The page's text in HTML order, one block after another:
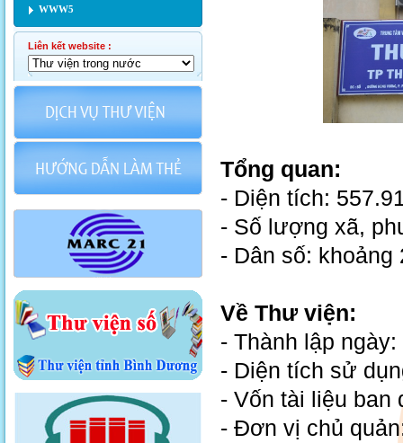
WWW5
Liên kết website :
Tổng quan:
- Diện tích:
- Số lượng xã,
- Dân số:
Về Thư viện:
- Thành lập
- Diện tích sử
- Vốn tài liệu ban
- Đơn vị chủ